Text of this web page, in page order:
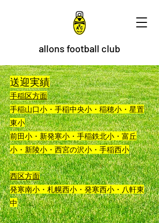
allons football club
送迎実績
手稲区方面
手稲山口小・手稲中央小・稲穂小・星置
東小
前田小・新発寒小・手稲鉄北小・富丘
小・新陵小・西宮の沢小・手稲西小
西区方面
発寒南小・札幌西小・発寒西小・八軒東
中